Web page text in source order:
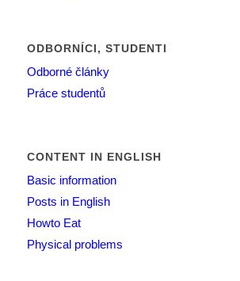
ODBORNÍCI, STUDENTI
Odborné články
Práce studentů
CONTENT IN ENGLISH
Basic information
Posts in English
Howto Eat
Physical problems